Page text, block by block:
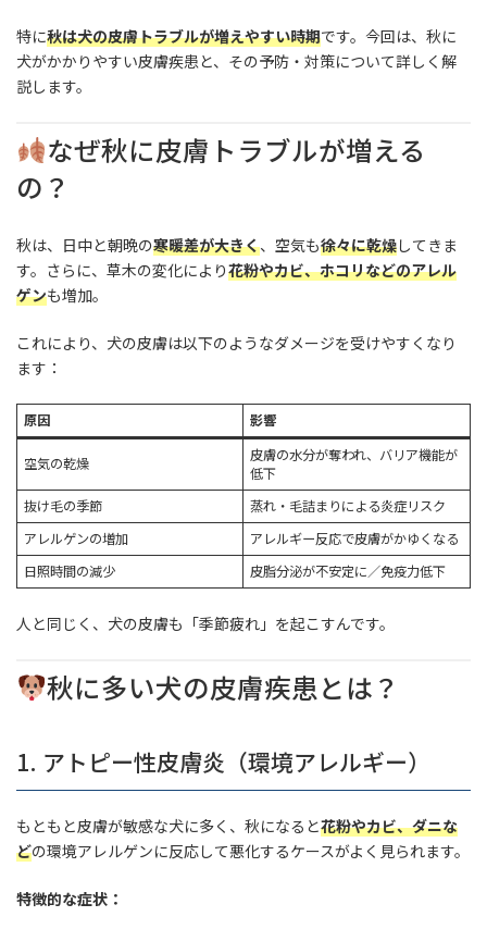
特に秋は犬の皮膚トラブルが増えやすい時期です。今回は、秋に
犬がかかりやすい皮膚疾患と、その予防・対策について詳しく解
説します。
なぜ秋に皮膚トラブルが増える
の？
秋は、日中と朝晩の寒暖差が大きく、空気も徐々に乾燥してきま
す。さらに、草木の変化により花粉やカビ、ホコリなどのアレル
ゲンも増加。
これにより、犬の皮膚は以下のようなダメージを受けやすくなり
ます：
原因 影響
空気の乾燥
皮膚の水分が奪われ、バリア機能が
低下
抜け毛の季節
蒸れ・毛詰まりによる炎症リスク
アレルゲンの増加
アレルギー反応で皮膚がかゆくなる
日照時間の減少
皮脂分泌が不安定に／免疫力低下
人と同じく、犬の皮膚も「季節疲れ」を起こすんです。
秋に多い犬の皮膚疾患とは？
1. アトピー性皮膚炎（環境アレルギー）
もともと皮膚が敏感な犬に多く、秋になると花粉やカビ、ダニな
どの環境アレルゲンに反応して悪化するケースがよく見られます。
特徴的な症状：